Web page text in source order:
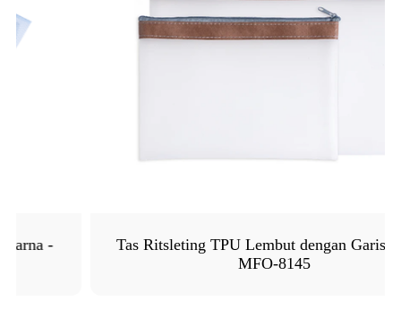
Tas Ritsleting TPU Lembut dengan Garis Kulit -